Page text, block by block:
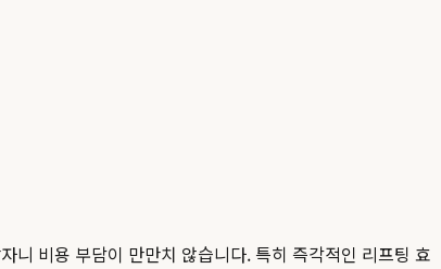
니 비용 부담이 만만치 않습니다. 특히 즉각적인 리프팅 효